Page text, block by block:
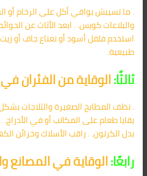
. ما تسيبش بواقي أكل على الرخام أو
والبلاعات كويس. . ابعد الأثاث عن
استخدم فلفل أسود أو نعناع جاف أو
طبيعية.
ثالثًا:الوقاية من الفئران
. نظف المطابخ الصغيرة والثلاجات
بقايا طعام على المكاتب أو في
بدل الكرتون. . راقب الأسلاك وخزائن
رابعًا:الوقاية في المصانع